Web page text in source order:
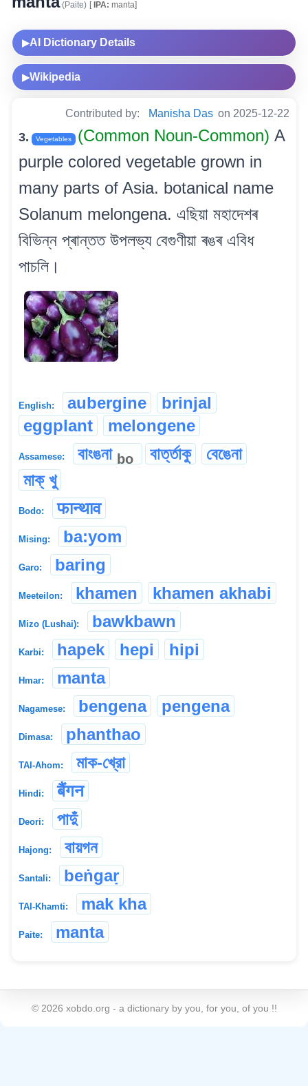
(Paite) [IPA: manta]
▶AI Dictionary Details
▶Wikipedia
Contributed by: Manisha Das on 2025-12-22
3. Vegetables (Common Noun-Common) A
purple colored vegetable grown in
many parts of Asia. botanical name
Solanum melongena. এছিয়া মহাদেশৰ
বিভিন্ন প্ৰান্তত উপলভ্য বেগুণীয়া ৰঙৰ এবিধ
পাচলি।
English: aubergine
brinjal
eggplant
melongene
Assamese: বাংঙনা bo বাৰ্ত্তাকু
বেঙেনা
মাক্ খু
Bodo: फान्थाव
Mising: ba:yom
Garo: baring
Meeteilon: khamen khamen akhabi
Mizo (Lushai): bawkbawn
Karbi: hapek hepi hipi
Hmar: manta
Nagamese: bengena pengena
Dimasa: phanthao
TAI-Ahom: মাক-খ্রো
Hindi: बैंगन
Deori: পাদুঁ
Hajong: বায়গন
Santali: beṅgaṛ
TAI-Khamti: mak kha
Paite: manta
© 2026 xobdo.org - a dictionary by you, for you, of you !!